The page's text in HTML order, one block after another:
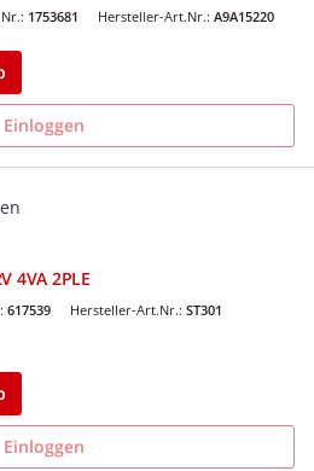
1753681 Hersteller-Art.Nr.: A9A15220
Einloggen
4VA 2PLE
617539 Hersteller-Art.Nr.: ST301
Einloggen